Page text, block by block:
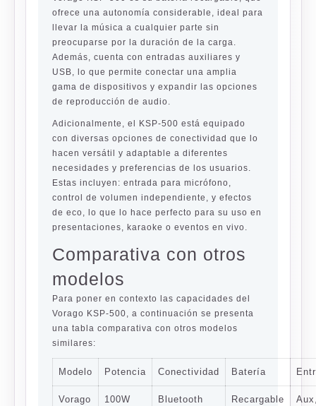
ofrece una autonomía considerable, ideal para
llevar la música a cualquier parte sin
preocuparse por la duración de la carga.
Además, cuenta con entradas auxiliares y
USB, lo que permite conectar una amplia
gama de dispositivos y expandir las opciones
de reproducción de audio.
Adicionalmente, el KSP-500 está equipado
con diversas opciones de conectividad que lo
hacen versátil y adaptable a diferentes
necesidades y preferencias de los usuarios.
Estas incluyen: entrada para micrófono,
control de volumen independiente, y efectos
de eco, lo que lo hace perfecto para su uso en
presentaciones, karaoke o eventos en vivo.
Comparativa con otros
modelos
Para poner en contexto las capacidades del
Vorago KSP-500, a continuación se presenta
una tabla comparativa con otros modelos
similares:
Modelo Potencia Conectividad Batería
Vorago
100W Bluetooth Recargable